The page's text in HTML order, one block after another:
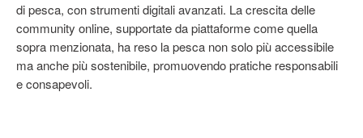
di pesca, con strumenti digitali avanzati. La crescita delle
community online, supportate da piattaforme come quella
sopra menzionata, ha reso la pesca non solo più accessibile
ma anche più sostenibile, promuovendo pratiche responsabili
e consapevoli.